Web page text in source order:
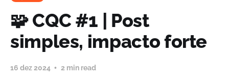
🧩 CQC #1 | Post
simples, impacto forte
16 dez 2024 2 min read